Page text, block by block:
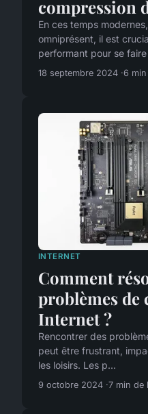
compression
En ces temps
omniprésent, il est
performant pour se
18 septembre 2024 6
INTERNET
Comment
problèmes de
Internet ?
Rencontrer des
peut être frustrant,
les loisirs. Les p...
9 octobre 2024 7 min de